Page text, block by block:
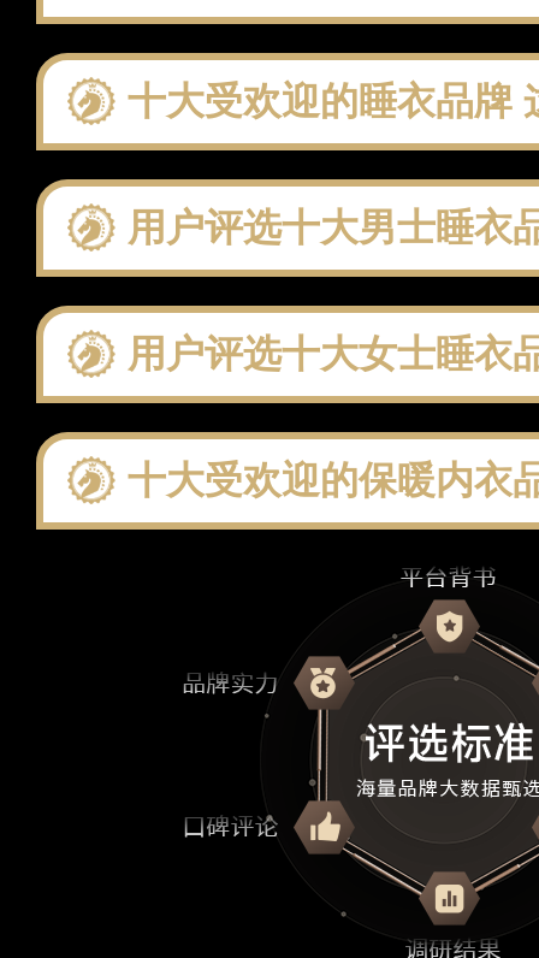
十大受欢迎的睡衣品牌 这
用户评选十大男士睡衣品牌：聚焦
用户评选十大女士睡衣品牌：聚焦
十大受欢迎的保暖内衣品牌 这些